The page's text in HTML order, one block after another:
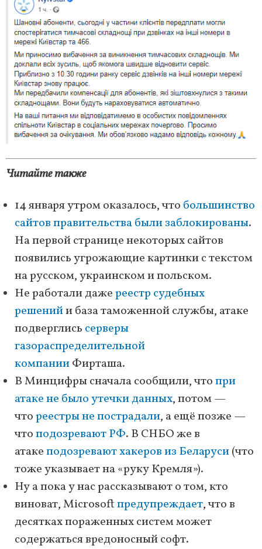
Читайте также
14 января утром оказалось, что большинство
сайтов правительства были заблокированы.
На первой странице некоторых сайтов
появились угрожающие картинки с текстом
на русском, украинском и польском.
Не работали дажереестр судебных
решенийи база таможенной службы, атаке
подверглись серверы
газораспределительной
компанииФирташа.
В Минцифры сначала сообщили, чтопри
атаке не было утечки данных, потом —
чтореестры не пострадали, а ещё позже —
чтоподозревают РФ. В СНБО же в
атакеподозревают хакеров из Беларуси(что
тоже указывает на «руку Кремля»).
Ну а пока у нас рассказывают о том, кто
виноват, Microsoftпредупреждает, что в
десятках пораженных систем может
содержаться вредоносный софт.